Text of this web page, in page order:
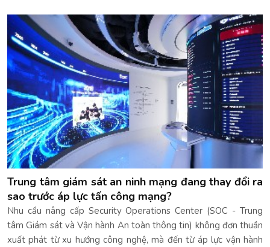
Trung tâm giám sát an ninh mạng đang thay đổi ra
sao trước áp lực tấn công mạng?
Nhu cầu nâng cấp Security Operations Center (SOC - Trung
tâm Giám sát và Vận hành An toàn thông tin) không đơn thuần
xuất phát từ xu hướng công nghệ, mà đến từ áp lực vận hành